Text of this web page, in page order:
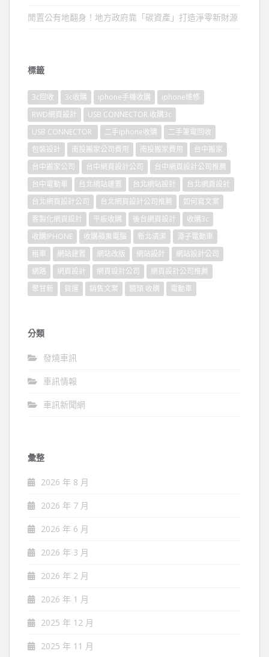
閒置公有地翻身！地方政府靠「碳資產」打造淨零新財源
標籤
3c回收 3c收購 iphone手機收購
iphone維修
RWD網頁設計
USB CONNECTOR.收購3c
USB CONNECTOR
二手iphone收購
二手筆電回收
包裝設計
南投搬家公司費用 南投搬家費用
台中搬家
台中搬家公司
台中網頁設計公司
台中網頁設計公司推薦
台中電動車
台北網站建置 台北網站設計
台北網頁設計
台北網頁設計公司
台北網頁設計公司推薦
如何寫文案
客製化網頁設計
平板收購 後台網頁設計
收購3c
收購IPHONE
收購蘋果電腦 新北清潔
潭子電動車
租車
網站建置 網站改版 網站設計
網站設計公司
網路
網頁設計 網頁設計公司
網頁設計公司推薦
聚甘新
貨運 銷售文案 鏡頭 收購 電動車
分類
發燒車訊
車訊情報
車訊新聞網
彙整
2026 年 8 月
2026 年 7 月
2026 年 6 月
2026 年 3 月
2026 年 2 月
2026 年 1 月
2025 年 12 月
2025 年 11 月